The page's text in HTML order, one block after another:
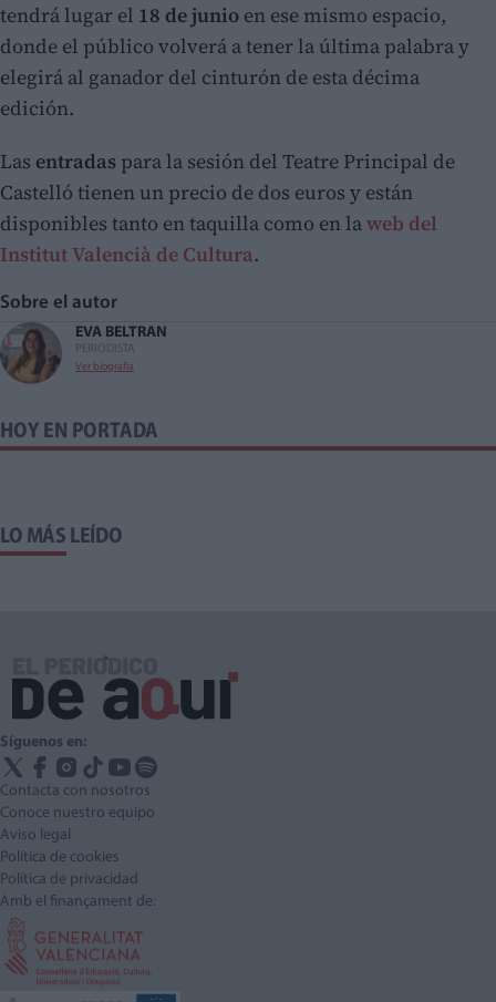
tendrá lugar el 18 de junio en ese mismo espacio,
donde el público volverá a tener la última palabra y
elegirá al ganador del cinturón de esta décima
edición.
Las entradas para la sesión del Teatre Principal de
Castelló tienen un precio de dos euros y están
disponibles tanto en taquilla como en laweb del
Institut Valencià de Cultura.
Sobre el autor
EVA BELTRAN
PERIODISTA
Ver biografía
HOY EN PORTADA
LO MÁS LEÍDO
Síguenos en:
Contacta con nosotros
Conoce nuestro equipo
Aviso legal
Política de cookies
Política de privacidad
Amb el finançament de: